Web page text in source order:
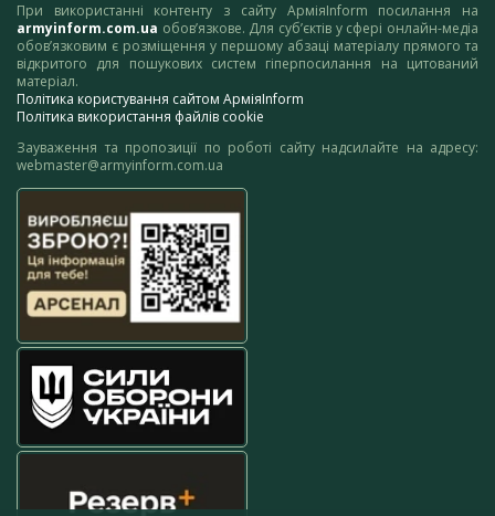
При використанні контенту з сайту АрміяInform посилання на
armyinform.com.ua обов’язкове. Для суб’єктів у сфері онлайн-медіа
обов’язковим є розміщення у першому абзаці матеріалу прямого та
відкритого для пошукових систем гіперпосилання на цитований
матеріал.
Політика користування сайтом АрміяInform
Політика використання файлів cookie
Зауваження та пропозиції по роботі сайту надсилайте на адресу:
webmaster@armyinform.com.ua